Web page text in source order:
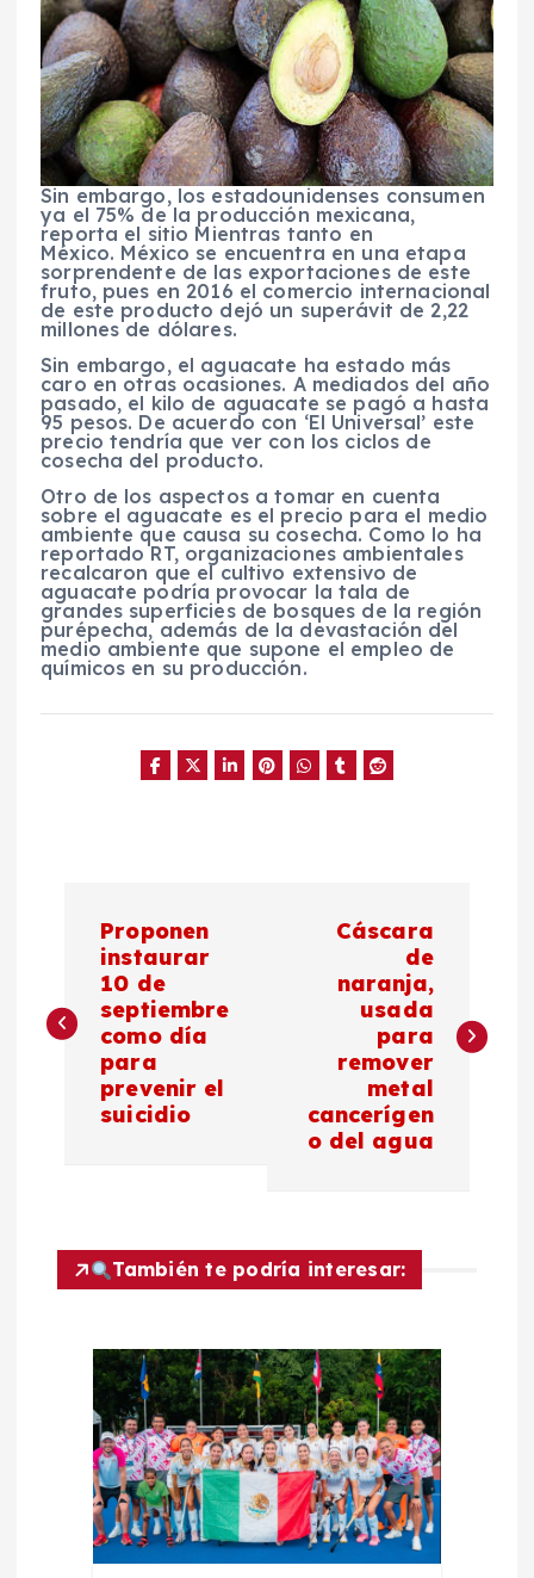
Sin embargo, los estadounidenses consumen
ya el 75% de la producción mexicana,
reporta el sitio Mientras tanto en
México. México se encuentra en una etapa
sorprendente de las exportaciones de este
fruto, pues en 2016 el comercio internacional
de este producto dejó un superávit de 2,22
millones de dólares.
Sin embargo, el aguacate ha estado más
caro en otras ocasiones. A mediados del año
pasado, el kilo de aguacate se pagó a hasta
95 pesos. De acuerdo con ‘El Universal’ este
precio tendría que ver con los ciclos de
cosecha del producto.
Otro de los aspectos a tomar en cuenta
sobre el aguacate es el precio para el medio
ambiente que causa su cosecha. Como lo ha
reportado RT, organizaciones ambientales
recalcaron que el cultivo extensivo de
aguacate podría provocar la tala de
grandes superficies de bosques de la región
purépecha, además de la devastación del
medio ambiente que supone el empleo de
químicos en su producción.
v
c
Proponen
instaurar
10 de
septiembre
como día
para
prevenir el
suicidio
Cáscara
de
naranja,
usada
para
remover
metal
cancerígen
o del agua
También te podría interesar: